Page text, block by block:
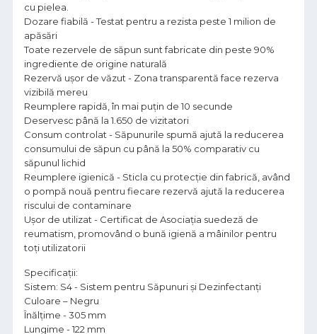
cu pielea.
Dozare fiabilă - Testat pentru a rezista peste 1 milion de
apăsări
Toate rezervele de săpun sunt fabricate din peste 90%
ingrediente de origine naturală
Rezervă ușor de văzut - Zona transparentă face rezerva
vizibilă mereu
Reumplere rapidă, în mai puțin de 10 secunde
Deservesc până la 1.650 de vizitatori
Consum controlat - Săpunurile spumă ajută la reducerea
consumului de săpun cu până la 50% comparativ cu
săpunul lichid
Reumplere igienică - Sticla cu protecție din fabrică, având
o pompă nouă pentru fiecare rezervă ajută la reducerea
riscului de contaminare
Ușor de utilizat - Certificat de Asociația suedeză de
reumatism, promovând o bună igienă a mâinilor pentru
toți utilizatorii
Specificații:
Sistem: S4 - Sistem pentru Săpunuri și Dezinfectanți
Culoare – Negru
Înălțime - 305 mm
Lungime - 122 mm